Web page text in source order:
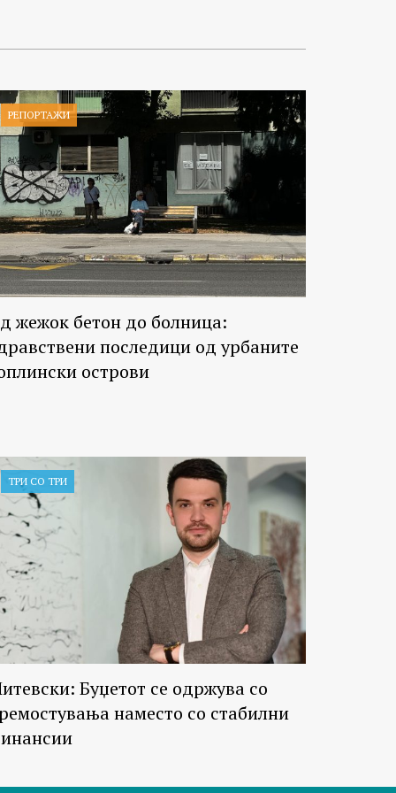
РЕПОРТАЖИ
жежок бетон до болница:
последици од урбаните
острови
ТРИ СО ТРИ
Буџетот се одржува со
наместо со стабилни